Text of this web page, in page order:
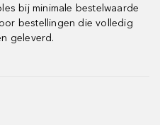
bij minimale bestelwaarde
bestellingen die volledig
geleverd.